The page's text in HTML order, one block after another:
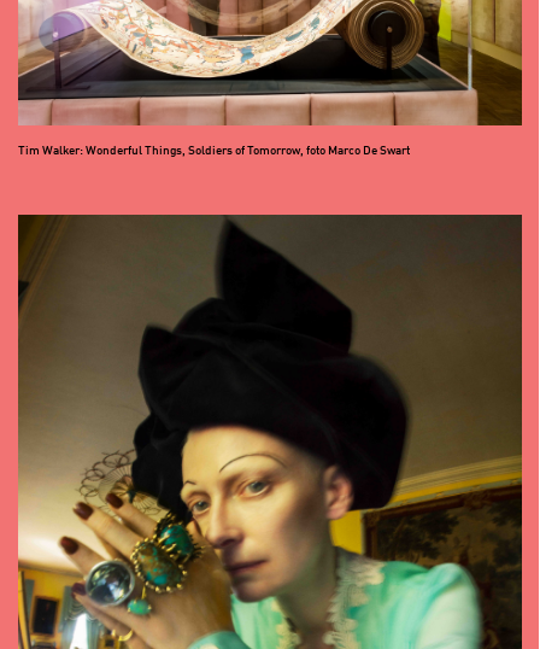
Tim Walker: Wonderful Things, Soldiers of Tomorrow, foto Marco De Swart